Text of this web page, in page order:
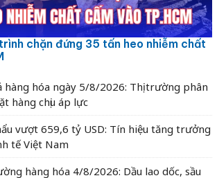
chặn đứng 35 tấn heo nhiễm chất
hàng hóa ngày 5/8/2026: Thị trường phân
hàng chịu áp lực
vượt 659,6 tỷ USD: Tín hiệu tăng trưởng
tế Việt Nam
hàng hóa 4/8/2026: Dầu lao dốc, sầu